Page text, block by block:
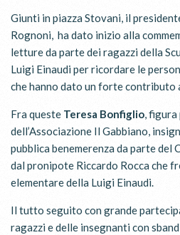
Giunti in piazza Stovani, il
Rognoni, ha dato inizio alla
letture da parte dei ragazzi della
Luigi Einaudi per ricordare le
che hanno dato un forte contributo
Fra queste Teresa Bonfiglio, figura
dell’Associazione Il Gabbiano,
pubblica benemerenza da parte del
dal pronipote Riccardo Rocca che
elementare della Luigi Einaudi.
Il tutto seguito con grande
ragazzi e delle insegnanti con